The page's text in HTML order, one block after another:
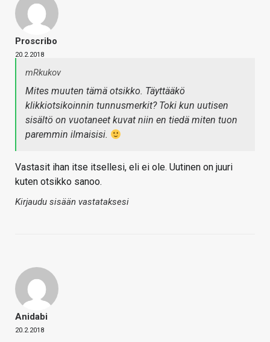
Proscribo
20.2.2018
mRkukov
Mites muuten tämä otsikko. Täyttääkö
klikkiotsikoinnin tunnusmerkit? Toki kun uutisen
sisältö on vuotaneet kuvat niin en tiedä miten tuon
paremmin ilmaisisi.
Vastasit ihan itse itsellesi, eli ei ole. Uutinen on juuri
kuten otsikko sanoo.
Kirjaudu sisään vastataksesi
Anidabi
20.2.2018